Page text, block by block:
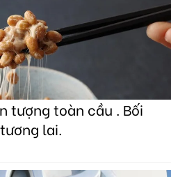
tượng toàn cầu . Bối
lai.